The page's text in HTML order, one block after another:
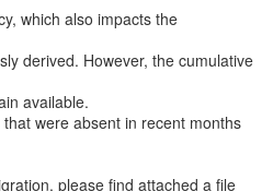
which also impacts the
derived. However, the cumulative
available.
were absent in recent months
please find attached a file